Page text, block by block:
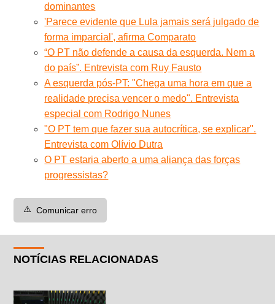
dominantes
'Parece evidente que Lula jamais será julgado de
forma imparcial', afirma Comparato
“O PT não defende a causa da esquerda. Nem a
do país”. Entrevista com Ruy Fausto
A esquerda pós-PT: "Chega uma hora em que a
realidade precisa vencer o medo". Entrevista
especial com Rodrigo Nunes
"O PT tem que fazer sua autocrítica, se explicar".
Entrevista com Olívio Dutra
O PT estaria aberto a uma aliança das forças
progressistas?
⚠️ Comunicar erro
NOTÍCIAS RELACIONADAS